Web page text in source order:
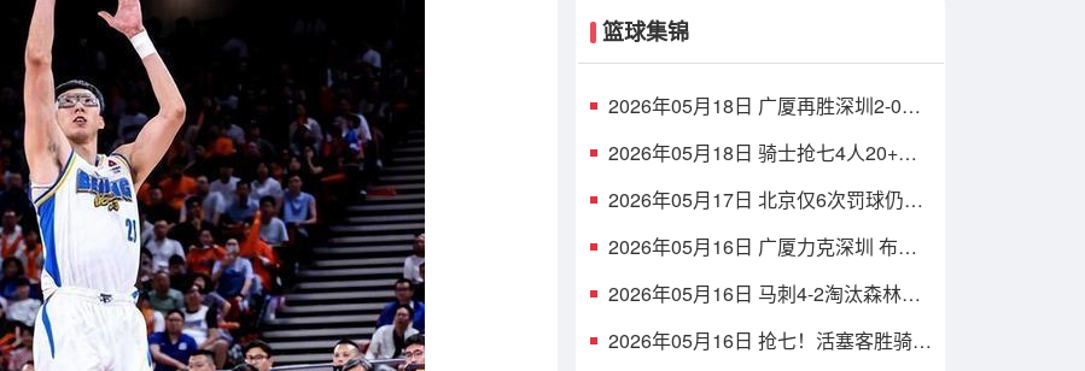
篮球集锦
2026年05月18日 广厦再胜深圳2-0夺
中6
2026年05月18日 骑士抢七4人20+大
尔23分
2026年05月17日 北京仅6次罚球仍胜
温32分
2026年05月16日 广厦力克深圳 布朗
11中3
2026年05月16日 马刺4-2淘汰森林狼
子24分
2026年05月16日 抢七！活塞客胜骑士